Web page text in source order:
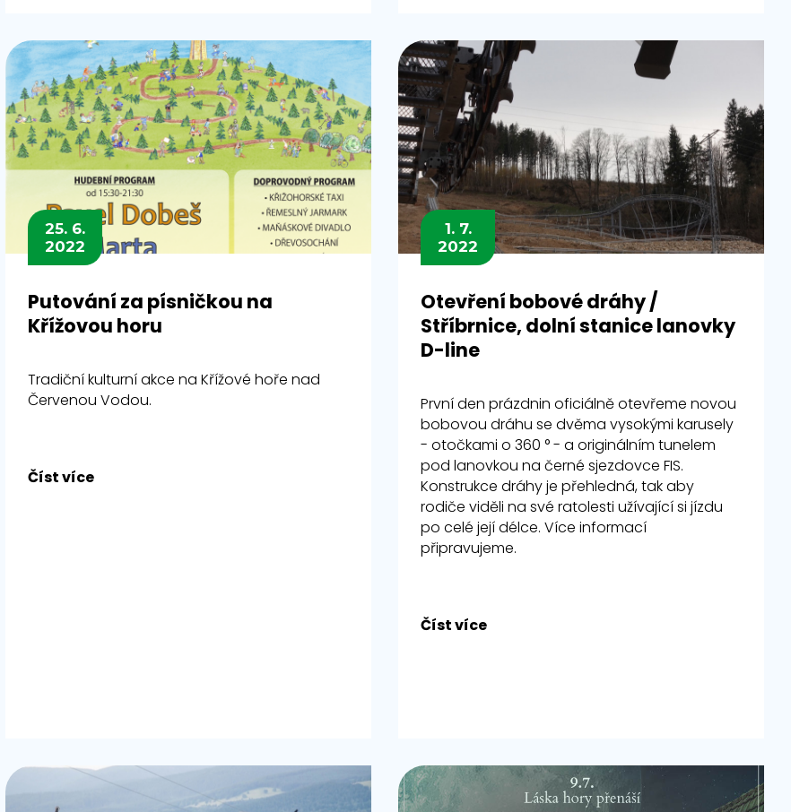
25. 6.
2022
Putování za písničkou na
Křížovou horu
Tradiční kulturní akce na Křížové hoře nad
Červenou Vodou.
Číst více
1. 7.
2022
Otevření bobové dráhy /
Stříbrnice, dolní stanice lanovky
D-line
První den prázdnin oficiálně otevřeme novou
bobovou dráhu se dvěma vysokými karusely
- otočkami o 360 ° - a originálním tunelem
pod lanovkou na černé sjezdovce FIS.
Konstrukce dráhy je přehledná, tak aby
rodiče viděli na své ratolesti užívající si jízdu
po celé její délce. Více informací
připravujeme.
Číst více